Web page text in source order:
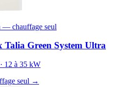
— chauffage seul
Talia Green System Ultra
12 à 35 kW
seul →